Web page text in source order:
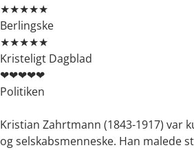
★★★★★
Berlingske
★★★★★
Kristeligt Dagblad
❤❤❤❤❤
Politiken
Kristian Zahrtmann (1843-1917) var
og selskabsmenneske. Han malede